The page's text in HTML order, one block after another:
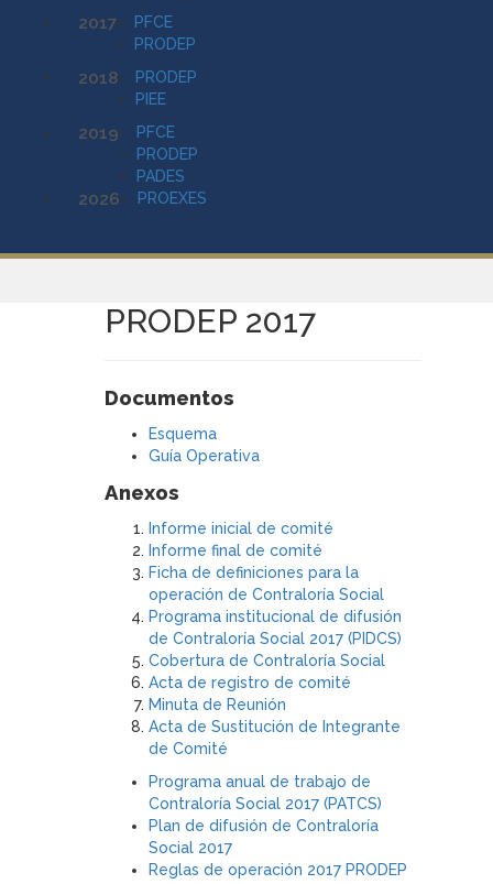
2017
PFCE
PRODEP
2018
PRODEP
PIEE
2019
PFCE
PRODEP
PADES
2026 PROEXES
PRODEP 2017
Documentos
Esquema
Guía Operativa
Anexos
Informe inicial de comité
Informe final de comité
Ficha de definiciones para la
operación de Contraloría Social
Programa institucional de difusión
de Contraloría Social 2017 (PIDCS)
Cobertura de Contraloría Social
Acta de registro de comité
Minuta de Reunión
Acta de Sustitución de Integrante
de Comité
Programa anual de trabajo de
Contraloría Social 2017 (PATCS)
Plan de difusión de Contraloría
Social 2017
Reglas de operación 2017 PRODEP